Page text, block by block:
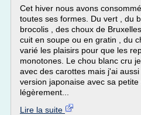
Cet hiver nous avons
toutes ses formes. Du vert , du
brocolis , des choux de
cuit en soupe ou en gratin , du
varié les plaisirs pour que les
monotones. Le chou blanc cru
avec des carottes mais j'ai
version japonaise avec sa
légèrement...
Lire la suite